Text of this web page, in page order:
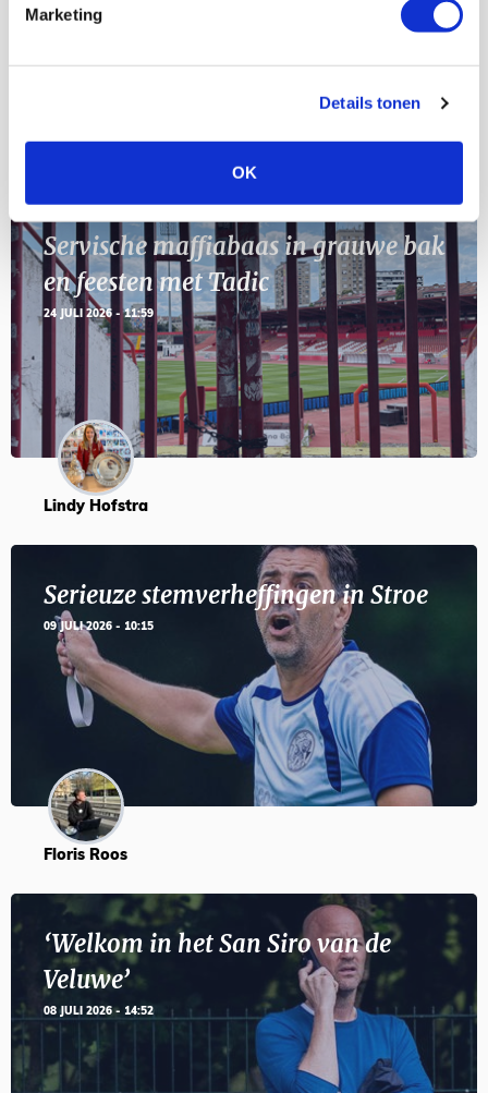
Marketing
Details tonen
OK
11
Blogs
Servische maffiabaas in grauwe bak
en feesten met Tadic
24 JULI 2026 - 11:59
Lindy Hofstra
Serieuze stemverheffingen in Stroe
09 JULI 2026 - 10:15
Floris Roos
‘Welkom in het San Siro van de
Veluwe’
08 JULI 2026 - 14:52